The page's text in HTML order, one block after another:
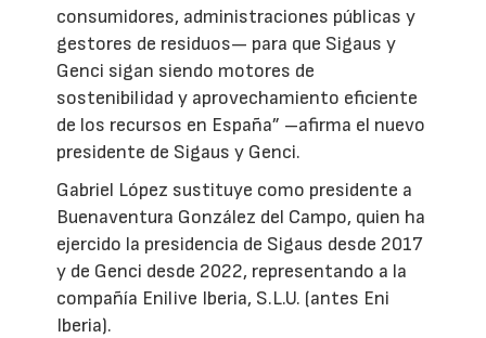
consumidores, administraciones públicas y
gestores de residuos— para que Sigaus y
Genci sigan siendo motores de
sostenibilidad y aprovechamiento eficiente
de los recursos en España” –afirma el nuevo
presidente de Sigaus y Genci.
Gabriel López sustituye como presidente a
Buenaventura González del Campo, quien ha
ejercido la presidencia de Sigaus desde 2017
y de Genci desde 2022, representando a la
compañía Enilive Iberia, S.L.U. (antes Eni
Iberia).